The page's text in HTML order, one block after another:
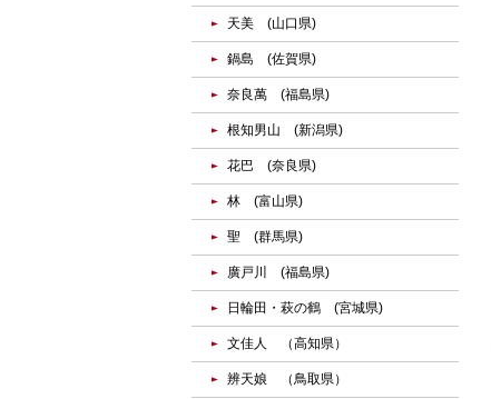
天美 (山口県)
鍋島 (佐賀県)
奈良萬 (福島県)
根知男山 (新潟県)
花巴 (奈良県)
林 (富山県)
聖 (群馬県)
廣戸川 (福島県)
日輪田・萩の鶴 (宮城県)
文佳人 （高知県）
辨天娘 （鳥取県）